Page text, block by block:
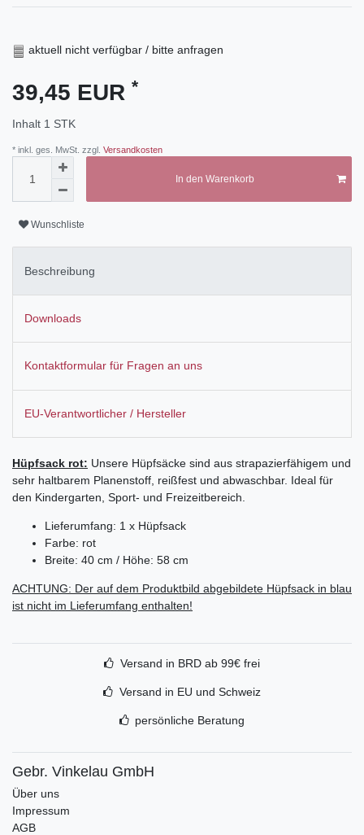
aktuell nicht verfügbar / bitte anfragen
39,45 EUR *
Inhalt 1 STK
* inkl. ges. MwSt. zzgl. Versandkosten
In den Warenkorb
Wunschliste
Beschreibung
Downloads
Kontaktformular für Fragen an uns
EU-Verantwortlicher / Hersteller
Hüpfsack rot: Unsere Hüpfsäcke sind aus strapazierfähigem und
sehr haltbarem Planenstoff, reißfest und abwaschbar. Ideal für
den Kindergarten, Sport- und Freizeitbereich.
Lieferumfang: 1 x Hüpfsack
Farbe: rot
Breite: 40 cm / Höhe: 58 cm
ACHTUNG: Der auf dem Produktbild abgebildete Hüpfsack in blau
ist nicht im Lieferumfang enthalten!
Versand in BRD ab 99€ frei
Versand in EU und Schweiz
persönliche Beratung
Gebr. Vinkelau GmbH
Über uns
Impressum
AGB